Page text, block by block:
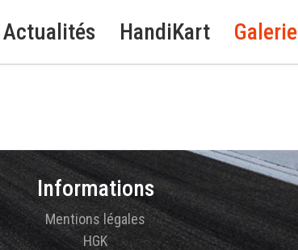
Actualités HandiKart Galerie
Informations
Mentions légales
HGK